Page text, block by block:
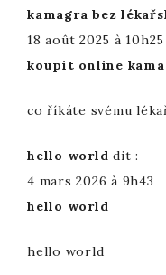
kamagra bez
18 août 2025 à 10h25
koupit online
co říkáte svému
hello world dit :
4 mars 2026 à 9h43
hello world
hello world